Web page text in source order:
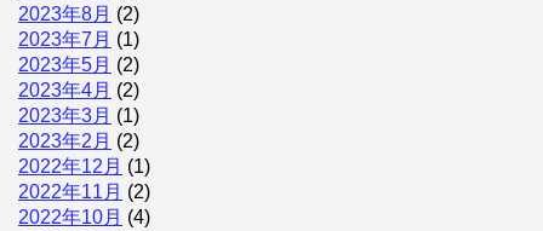
2023年8月 (2)
2023年7月 (1)
2023年5月 (2)
2023年4月 (2)
2023年3月 (1)
2023年2月 (2)
2022年12月 (1)
2022年11月 (2)
2022年10月 (4)